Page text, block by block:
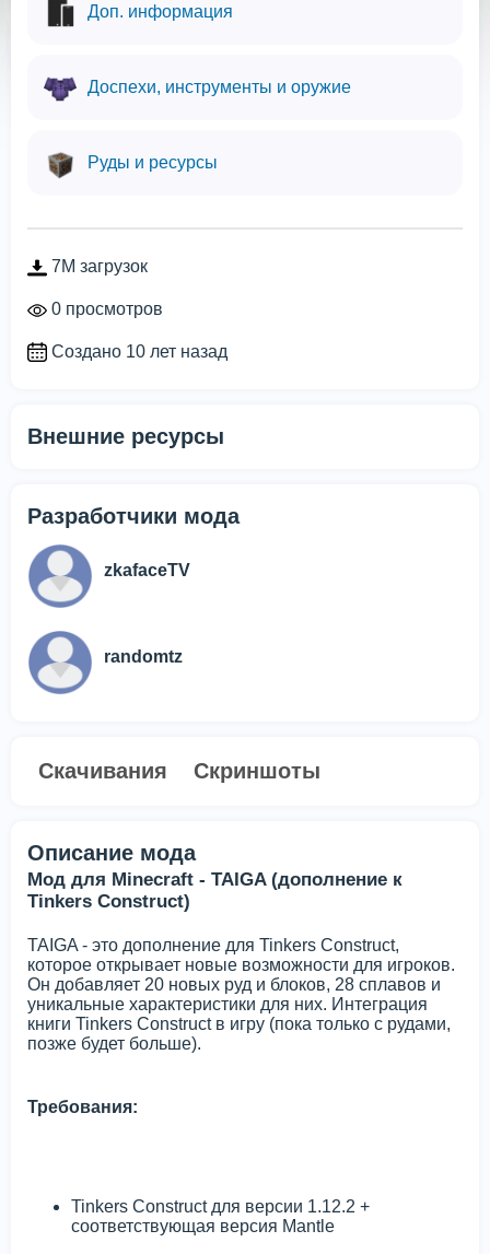
Доп. информация
Доспехи, инструменты и оружие
Руды и ресурсы
7M загрузок
0 просмотров
Создано 10 лет назад
Внешние ресурсы
Разработчики мода
zkafaceTV
randomtz
Скачивания Скриншоты
Описание мода
Мод для Minecraft - TAIGA (дополнение к
Tinkers Construct)
TAIGA - это дополнение для Tinkers Construct,
которое открывает новые возможности для игроков.
Он добавляет 20 новых руд и блоков, 28 сплавов и
уникальные характеристики для них. Интеграция
книги Tinkers Construct в игру (пока только с рудами,
позже будет больше).
Требования:
Tinkers Construct для версии 1.12.2 +
соответствующая версия Mantle